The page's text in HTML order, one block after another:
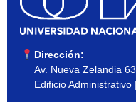
Dirección:
Av. Nueva Zelandia
Edificio